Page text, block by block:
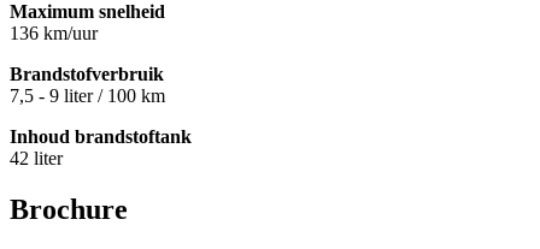
Maximum snelheid
136 km/uur
Brandstofverbruik
7,5 - 9 liter / 100 km
Inhoud brandstoftank
42 liter
Brochure